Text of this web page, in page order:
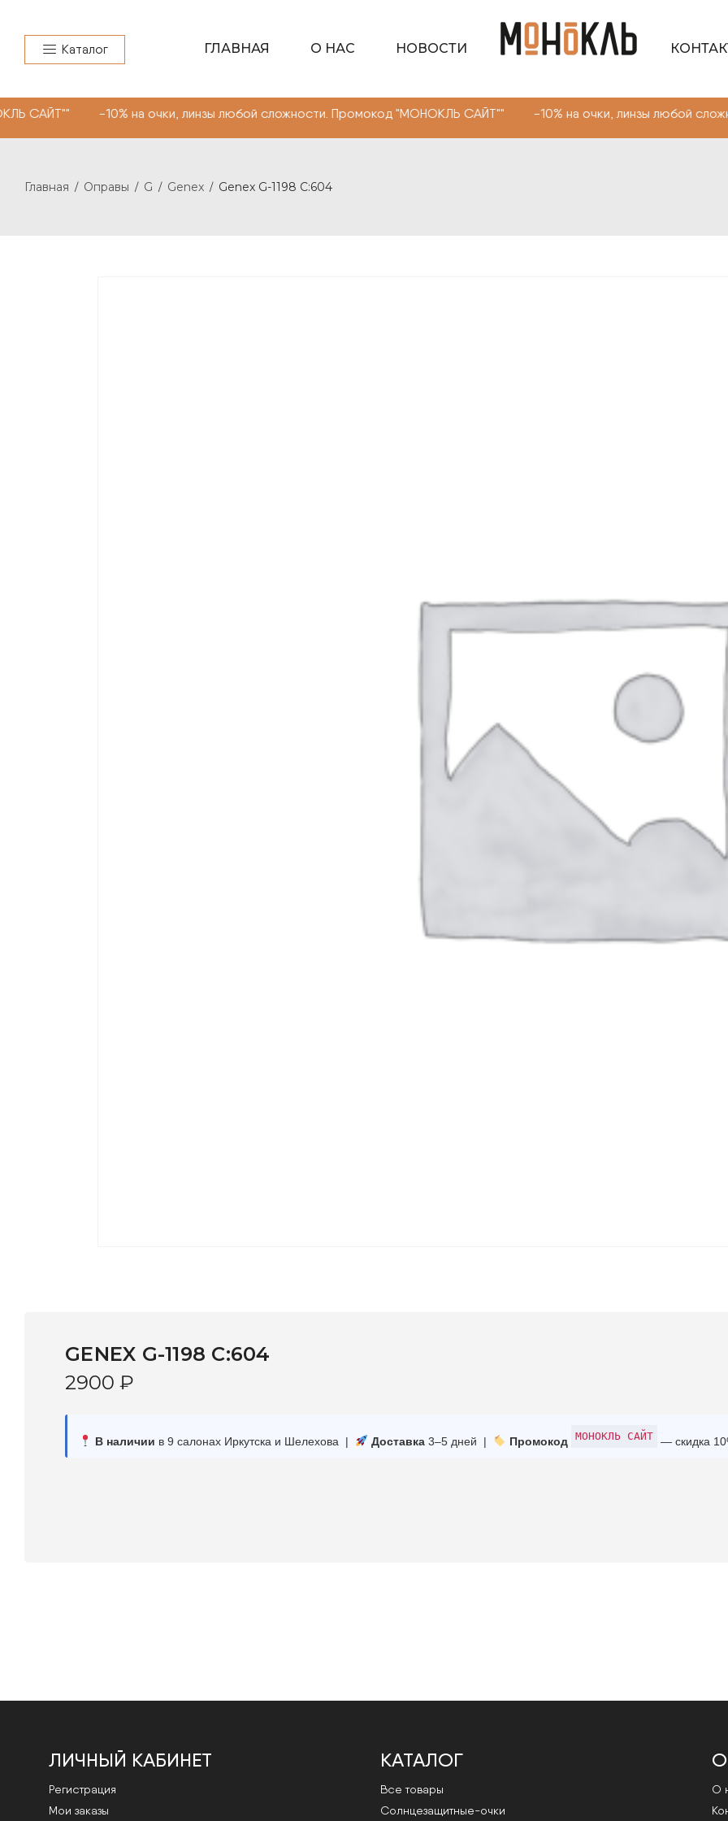
Каталог ГЛАВНАЯ О НАС НОВОСТИ
на очки, линзы любой сложности. Промокод "МОНОКЛЬ САЙТ"" -10% на очки, линзы любой
Главная / Оправы / G / Genex / Genex G-1198 C:604
GENEX G-1198 C:604
2900 ₽
В наличии в 9 салонах Иркутска и Шелехова | Доставка3–5 дней | Промокод МОНОКЛЬ САЙТ — скидка
ЛИЧНЫЙ КАБИНЕТ
Регистрация
Мои заказы
КАТАЛОГ
Все товары
Cолнцезащитные-очки
О